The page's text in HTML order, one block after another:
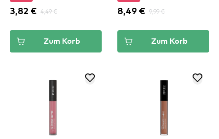
3,82 € 4,49 €
Zum Korb
8,49 € 9,99 €
Zum Korb